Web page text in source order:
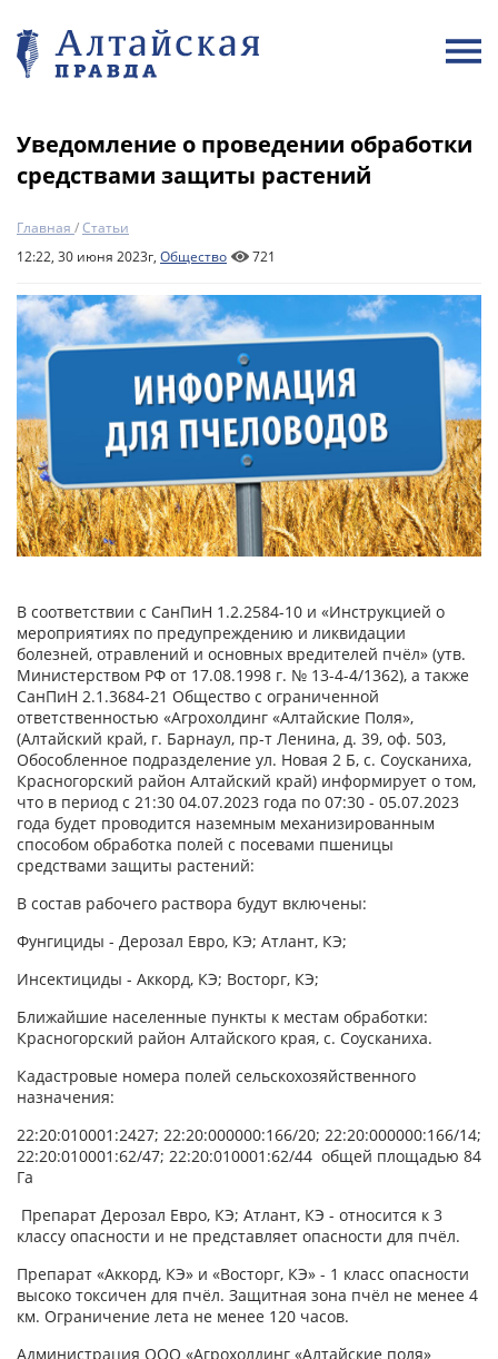
Уведомление о проведении обработки
средствами защиты растений
Главная /Статьи
12:22, 30 июня 2023г, Общество 721
В соответствии с СанПиН 1.2.2584-10 и «Инструкцией о
мероприятиях по предупреждению и ликвидации
болезней, отравлений и основных вредителей пчёл» (утв.
Министерством РФ от 17.08.1998 г. № 13-4-4/1362), а также
СанПиН 2.1.3684-21 Общество с ограниченной
ответственностью «Агрохолдинг «Алтайские Поля»,
(Алтайский край, г. Барнаул, пр-т Ленина, д. 39, оф. 503,
Обособленное подразделение ул. Новая 2 Б, с. Соусканиха,
Красногорский район Алтайский край) информирует о том,
что в период с 21:30 04.07.2023 года по 07:30 - 05.07.2023
года будет проводится наземным механизированным
способом обработка полей с посевами пшеницы
средствами защиты растений:
В состав рабочего раствора будут включены:
Фунгициды - Дерозал Евро, КЭ; Атлант, КЭ;
Инсектициды - Аккорд, КЭ; Восторг, КЭ;
Ближайшие населенные пункты к местам обработки:
Красногорский район Алтайского края, с. Соусканиха.
Кадастровые номера полей сельскохозяйственного
назначения:
22:20:010001:2427; 22:20:000000:166/20; 22:20:000000:166/14;
22:20:010001:62/47; 22:20:010001:62/44 общей площадью 84
Га
Препарат Дерозал Евро, КЭ; Атлант, КЭ - относится к 3
классу опасности и не представляет опасности для пчёл.
Препарат «Аккорд, КЭ» и «Восторг, КЭ» - 1 класс опасности
высоко токсичен для пчёл. Защитная зона пчёл не менее 4
км. Ограничение лета не менее 120 часов.
Администрация ООО «Агрохолдинг «Алтайские поля»